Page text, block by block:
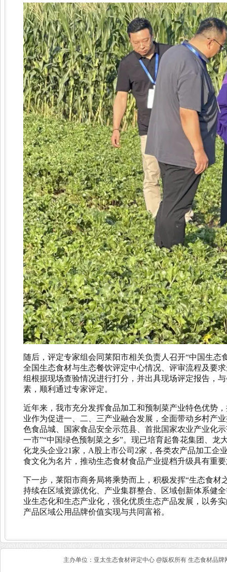
随后，评定专家组会同莱阳市相关负责人召开“中国生
全国生态食材与生态餐饮评定中心情况、评审流程及要
组根据现场查验情况进行打分，并出具现场评定报告，
素，顺利通过专家评定。
近年来，我市充分发挥食品加工和预制菜产业特色优势
业作为促进一、二、三产业融合发展，全面带动乡村产
色食品城、国家食品安全示范县、首批国家农业产业化
一市”“中国绿色预制菜之乡”。现已培育起鲁花集团、
化龙头企业21家，A股上市公司2家，各类农产品加工企
食文化为名片，推动生态食材食品产业提档升级具有重
下一步，莱阳市商务局将乘势而上，积极发挥“生态食材
持续在区域资源优化、产业集群整合、区域创新体系健
业生态化和生态产业化，强化优质生态产品发展，以务
产品区域公用品牌价值实现与共同富裕。
主办单位：亚太生态食材评定中心 @版权所有 生态食材品